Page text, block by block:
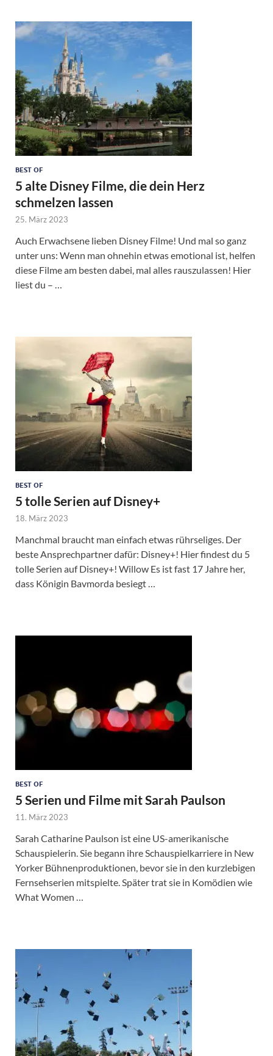
BEST OF
5 alte Disney Filme, die dein Herz
schmelzen lassen
25. März 2023
Auch Erwachsene lieben Disney Filme! Und mal so ganz
unter uns: Wenn man ohnehin etwas emotional ist, helfen
diese Filme am besten dabei, mal alles rauszulassen! Hier
liest du – …
BEST OF
5 tolle Serien auf Disney+
18. März 2023
Manchmal braucht man einfach etwas rührseliges. Der
beste Ansprechpartner dafür: Disney+! Hier findest du 5
tolle Serien auf Disney+! Willow Es ist fast 17 Jahre her,
dass Königin Bavmorda besiegt …
BEST OF
5 Serien und Filme mit Sarah Paulson
11. März 2023
Sarah Catharine Paulson ist eine US-amerikanische
Schauspielerin. Sie begann ihre Schauspielkarriere in New
Yorker Bühnenproduktionen, bevor sie in den kurzlebigen
Fernsehserien mitspielte. Später trat sie in Komödien wie
What Women …